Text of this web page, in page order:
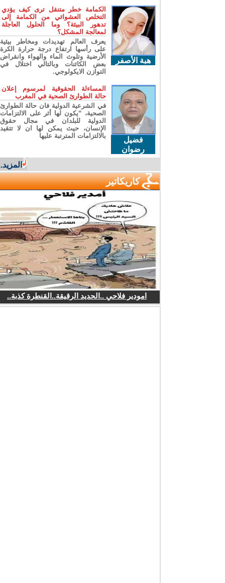
هبة الأصفر
الكمامة خطر متنقل ترى كيف يؤدي
التخلص العشوائي من الكمامة إلى
تدهور البيئة؟ وما الحلول العاجلة
لمعالجة المشكل؟
يعرف العالم تهديدات ومخاطر بيئية
على رأسها ارتفاع درجة حرارة الكرة
الأرضية وتلوث الماء والهواء وانقراض
بعض الكائنات وبالتالي اختلال في
التوازن الايكولوجي.
فضيل
رضوان
المساءلة الحقوقية لمرسوم إعلان
حالة الطوارئ الصحية في المغرب
في الشرعية الدولية فان حالة الطوارئ
الصحية، “يكون لها أثر على الالتزامات
الدولية للبلدان في مجال حقوق
الإنسان، حيث يمكن لها ان لا تتقيد
بالالتزامات المترتبة عليها
المزيد...
كاريكاتير
امودير فلاحي ..الحديد الرقيقة..القنطرة كذبة..